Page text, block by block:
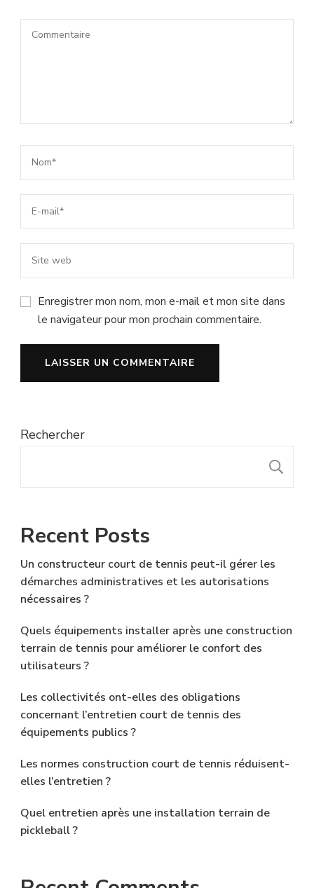
Enregistrer mon nom, mon e-mail et mon site dans
le navigateur pour mon prochain commentaire.
Rechercher
Recent Posts
Un constructeur court de tennis peut-il gérer les
démarches administratives et les autorisations
nécessaires ?
Quels équipements installer après une construction
terrain de tennis pour améliorer le confort des
utilisateurs ?
Les collectivités ont-elles des obligations
concernant l’entretien court de tennis des
équipements publics ?
Les normes construction court de tennis réduisent-
elles l’entretien ?
Quel entretien après une installation terrain de
pickleball ?